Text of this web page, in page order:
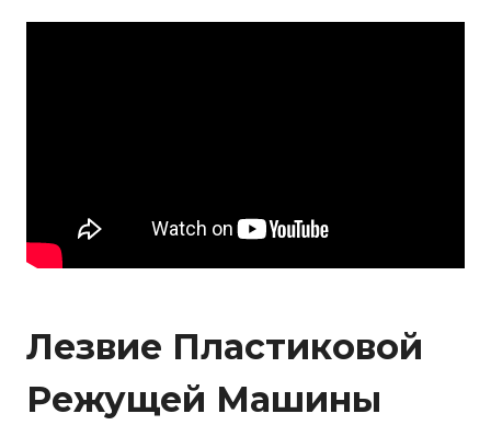
Лезвие Пластиковой
Режущей Машины